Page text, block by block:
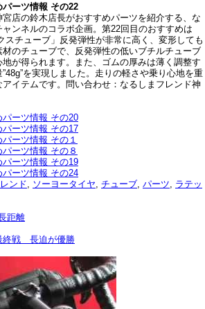
ーツ情報 その22
店の鈴木店長がおすすめパーツを紹介する、な
ンネルのコラボ企画。第22回目のおすすめは
スチューブ」反発弾性が非常に高く、変形しても
のチューブで、反発弾性の低いブチルチューブ
が得られます。また、ゴムの厚みは薄く調整す
を実現しました。走りの軽さや乗り心地を重
イテムです。問い合わせ：なるしまフレンド神
ーツ情報 その20
ーツ情報 その17
ーツ情報 その１
ーツ情報 その８
ーツ情報 その19
ーツ情報 その24
ンド ソーヨータイヤ チューブ パーツ
ラテッ
距離
終戦 長迫が優勝